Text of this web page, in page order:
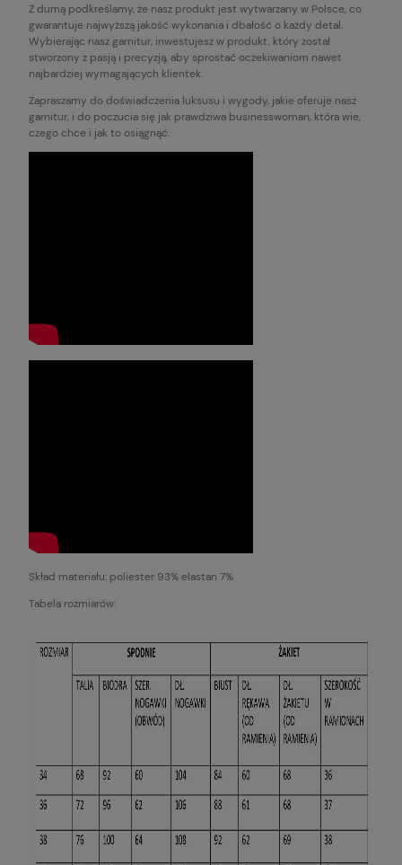
Z dumą podkreślamy, że nasz produkt jest wytwarzany w Polsce, co
gwarantuje najwyższą jakość wykonania i dbałość o każdy detal.
Wybierając nasz garnitur, inwestujesz w produkt, który został
stworzony z pasją i precyzją, aby sprostać oczekiwaniom nawet
najbardziej wymagających klientek.
Zapraszamy do doświadczenia luksusu i wygody, jakie oferuje nasz
garnitur, i do poczucia się jak prawdziwa businesswoman, która wie,
czego chce i jak to osiągnąć.
Skład materiału: poliester 93% elastan 7%
Tabela rozmiarów: